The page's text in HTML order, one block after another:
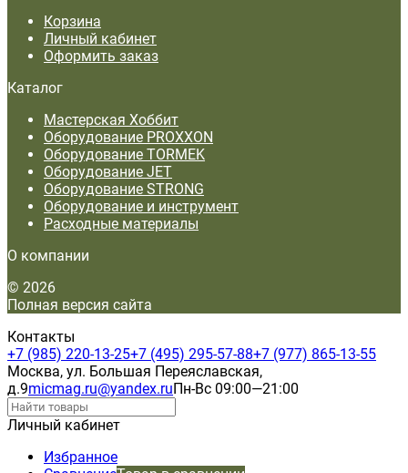
Корзина
Личный кабинет
Оформить заказ
Каталог
Мастерская Хоббит
Оборудование PROXXON
Оборудование TORMEK
Оборудование JET
Оборудование STRONG
Оборудование и инструмент
Расходные материалы
О компании
© 2026
Полная версия сайта
Контакты
+7 (985) 220-13-25+7 (495) 295-57-88+7 (977) 865-13-55
Москва, ул. Большая Переяславская,
д.9micmag.ru@yandex.ruПн-Вс 09:00—21:00
Личный кабинет
Избранное